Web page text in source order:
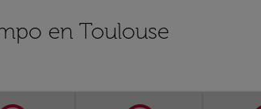
en Toulouse